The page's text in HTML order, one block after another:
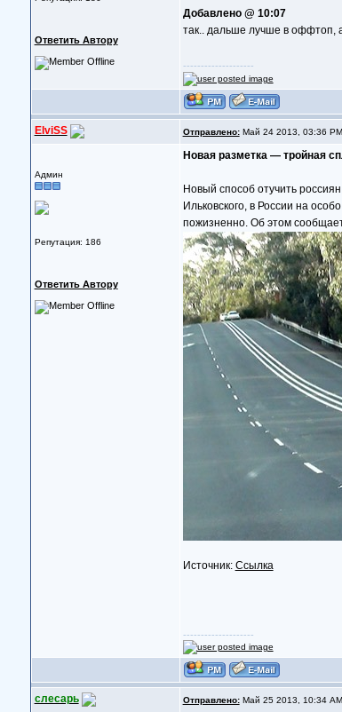
Ответить Автору
Добавлено @ 10:07
так.. дальше лучше в оффтоп,
--------------------
ElviSS Отправлено:Май 24 2013, 03:36 PM
Админ
Репутация: 186
Ответить Автору
Новая разметка — тройная
Новый способ отучить
Ильковского, в России на
пожизненно. Об этом
Источник: Ссылка
--------------------
слесарь Отправлено:Май 25 2013, 10:34 AM